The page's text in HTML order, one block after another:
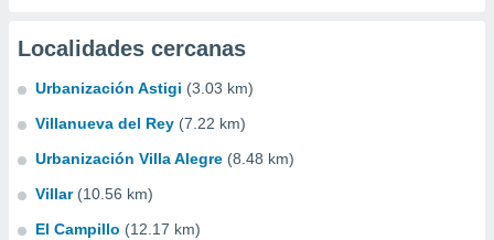
Localidades cercanas
Urbanización Astigi (3.03 km)
Villanueva del Rey (7.22 km)
Urbanización Villa Alegre (8.48 km)
Villar (10.56 km)
El Campillo (12.17 km)